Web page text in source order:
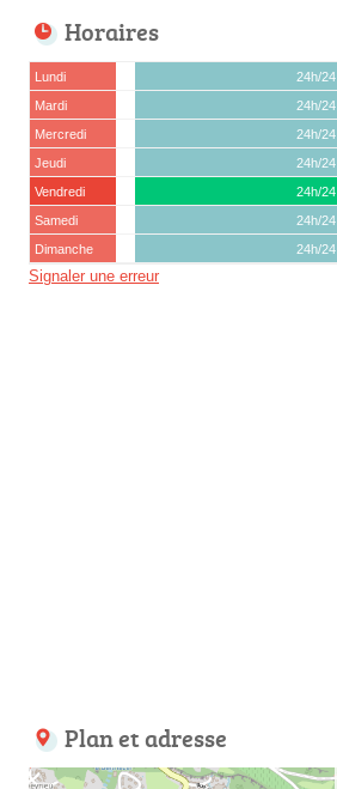
Horaires
Lundi
24h/24
Mardi
24h/24
Mercredi
24h/24
Jeudi
24h/24
Vendredi
24h/24
Samedi
24h/24
Dimanche
24h/24
Signaler une erreur
Plan et adresse